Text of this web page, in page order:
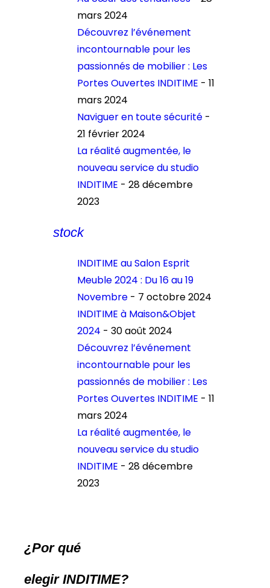
mars 2024
Découvrez l’événement
incontournable pour les
passionnés de mobilier : Les
Portes Ouvertes INDITIME - 11
mars 2024
Naviguer en toute sécurité -
21 février 2024
La réalité augmentée, le
nouveau service du studio
INDITIME - 28 décembre
2023
stock
INDITIME au Salon Esprit
Meuble 2024 : Du 16 au 19
Novembre - 7 octobre 2024
INDITIME à Maison&Objet
2024 - 30 août 2024
Découvrez l’événement
incontournable pour les
passionnés de mobilier : Les
Portes Ouvertes INDITIME - 11
mars 2024
La réalité augmentée, le
nouveau service du studio
INDITIME - 28 décembre
2023
¿Por qué
elegir INDITIME?